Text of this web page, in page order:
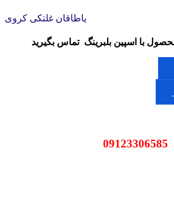
یاطاقان غلتکی کروی
با اسپین بلبرینگ تماس بگیرید